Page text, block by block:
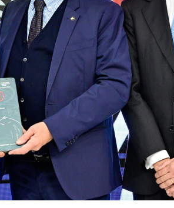
10 Febbraio 2026